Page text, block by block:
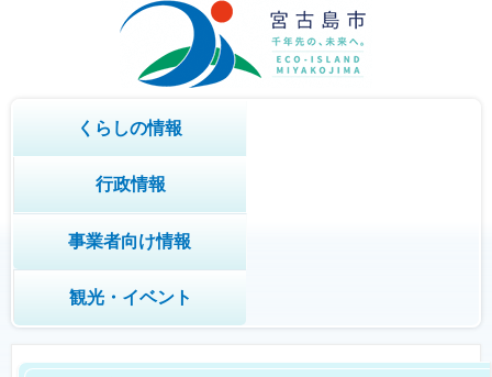
くらしの情報
行政情報
事業者向け情報
観光・イベント